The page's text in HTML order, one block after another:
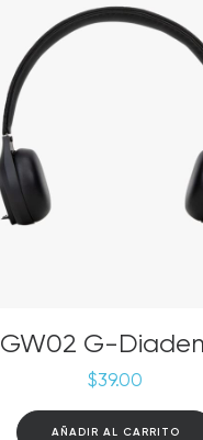
GW02 G-
$39.00
AÑADIR AL CARRITO